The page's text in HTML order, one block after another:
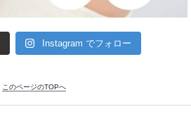
Instagram でフォロー
このページのTOPへ